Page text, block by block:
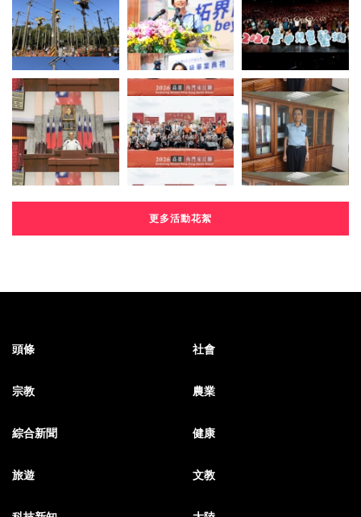
更多活動花絮
頭條 社會
宗教 農業
綜合新聞 健康
旅遊 文教